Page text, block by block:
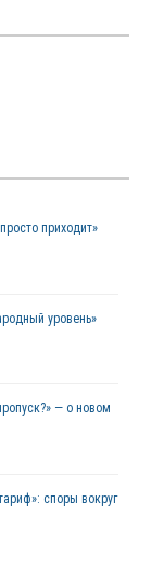
приходит»
уровень»
— о новом
споры вокруг